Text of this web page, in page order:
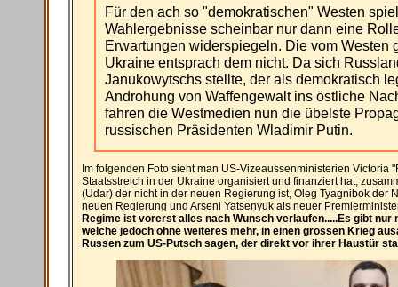
Für den ach so "demokratischen" Westen
Wahlergebnisse scheinbar nur dann eine
Erwartungen widerspiegeln. Die vom Westen
Ukraine entsprach dem nicht. Da sich
Janukowytschs stellte, der als demokratisch
Androhung von Waffengewalt ins östliche
fahren die Westmedien nun die übelste
russischen Präsidenten Wladimir Putin.
Im folgenden Foto sieht man US-Vizeaussenministerien Victoria
Staatsstreich in der Ukraine organisiert und finanziert hat,
(Udar) der nicht in der neuen Regierung ist, Oleg Tyagnibok der
neuen Regierung und Arseni Yatsenyuk als neuer
Regime ist vorerst alles nach Wunsch verlaufen.....Es gibt
welche jedoch ohne weiteres mehr, in einen grossen Krieg
Russen zum US-Putsch sagen, der direkt vor ihrer Haustür